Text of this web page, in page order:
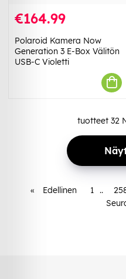
€164.99
Polaroid Kamera Now
Generation 3 E-Box Välitön
USB-C Violetti
tuotteet 32
« Edellinen 1 ..